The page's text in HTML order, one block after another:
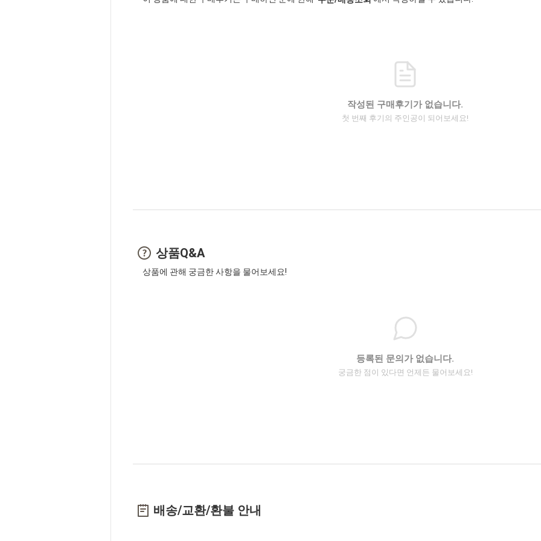
작성된 구매후기가 없습니다.
첫 번째 후기의 주인공이 되어보세요!
상품Q&A
상품에 관해 궁금한 사항을 물어보세요!
등록된 문의가 없습니다.
궁금한 점이 있다면 언제든 물어보세요!
배송/교환/환불 안내